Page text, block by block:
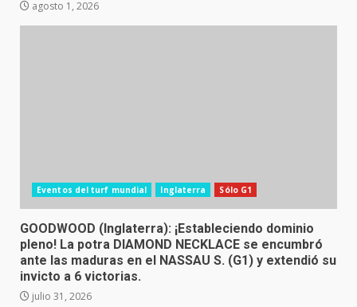
agosto 1, 2026
Eventos del turf mundial Inglaterra Sólo G1
GOODWOOD (Inglaterra): ¡Estableciendo dominio
pleno! La potra DIAMOND NECKLACE se encumbró
ante las maduras en el NASSAU S. (G1) y extendió su
invicto a 6 victorias.
julio 31, 2026